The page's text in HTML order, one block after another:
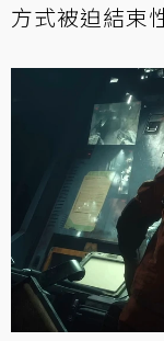
方式被迫結束